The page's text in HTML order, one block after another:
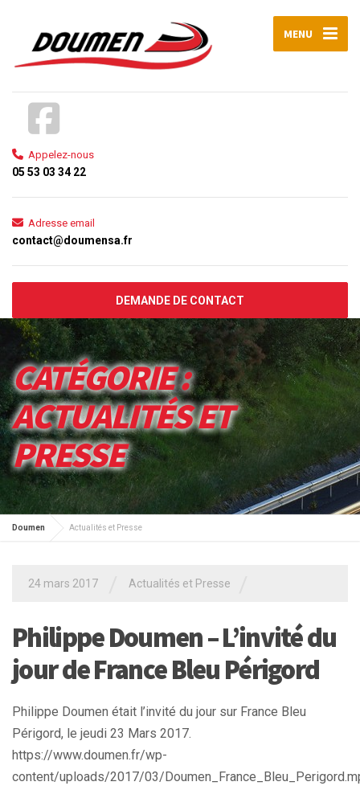
MENU
Appelez-nous
05 53 03 34 22
Adresse email
contact@doumensa.fr
DEMANDE DE CONTACT
CATÉGORIE :
ACTUALITÉS ET
PRESSE
Doumen Actualités et Presse
24 mars 2017 Actualités et Presse
Philippe Doumen – L’invité du
jour de France Bleu Périgord
Philippe Doumen était l’invité du jour sur France Bleu
Périgord, le jeudi 23 Mars 2017.
https://www.doumen.fr/wp-
content/uploads/2017/03/